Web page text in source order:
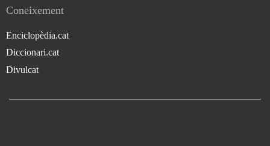
Coneixement
Enciclopèdia.cat
Diccionari.cat
Divulcat